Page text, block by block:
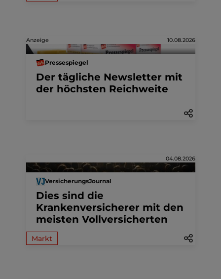
Anzeige 10.08.2026
Pressespiegel
Der tägliche Newsletter mit
der höchsten Reichweite
04.08.2026
VersicherungsJournal
Dies sind die
Krankenversicherer mit den
meisten Vollversicherten
Markt